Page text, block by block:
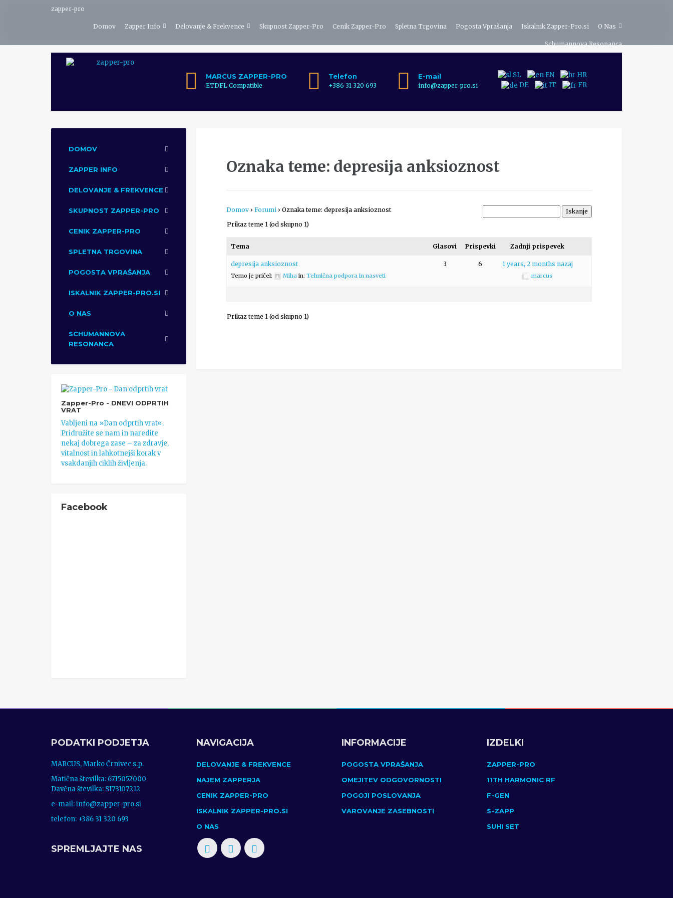
zapper-pro
Domov Zapper Info Delovanje & Frekvence Skupnost Zapper-Pro Cenik Zapper-Pro Spletna Trgovina Pogosta Vprašanja Iskalnik Zapper-Pro.si O Nas
Schumannova Resonanca
MARCUS ZAPPER-PRO
ETDFL Compatible
Telefon
+386 31 320 693
E-mail
info@zapper-pro.si
SL EN
HR
DE
IT FR
Oznaka teme: depresija anksioznost
Domov › Forumi › Oznaka teme: depresija anksioznost
Prikaz teme 1 (od skupno 1)
Tema Glasovi Prispevki Zadnji prispevek
depresija anksioznost
Temo je pričel: Miha in: Tehnična podpora in nasveti
3 6 1 years, 2 months nazaj
marcus
Prikaz teme 1 (od skupno 1)
DOMOV
ZAPPER INFO
DELOVANJE & FREKVENCE
SKUPNOST ZAPPER-PRO
CENIK ZAPPER-PRO
SPLETNA TRGOVINA
POGOSTA VPRAŠANJA
ISKALNIK ZAPPER-PRO.SI
O NAS
SCHUMANNOVA
RESONANCA
Zapper-Pro - DNEVI ODPRTIH
VRAT
Vabljeni na »Dan odprtih vrat«.
Pridružite se nam in naredite
nekaj dobrega zase – za zdravje,
vitalnost in lahkotnejši korak v
vsakdanjih ciklih življenja.
Facebook
PODATKI PODJETJA
MARCUS, Marko Črnivec s.p.
Matična številka: 6715052000
Davčna številka: SI73107212
e-mail: info@zapper-pro.si
telefon: +386 31 320 693
NAVIGACIJA
DELOVANJE & FREKVENCE
NAJEM ZAPPERJA
CENIK ZAPPER-PRO
ISKALNIK ZAPPER-PRO.SI
O NAS
INFORMACIJE
POGOSTA VPRAŠANJA
OMEJITEV ODGOVORNOSTI
POGOJI POSLOVANJA
VAROVANJE ZASEBNOSTI
IZDELKI
ZAPPER-PRO
11TH HARMONIC RF
F-GEN
S-ZAPP
SUHI SET
SPREMLJAJTE NAS